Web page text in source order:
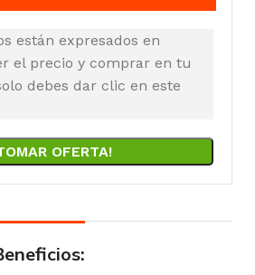
están expresados en
el precio y comprar en tu
debes dar clic en este
OFERTA!